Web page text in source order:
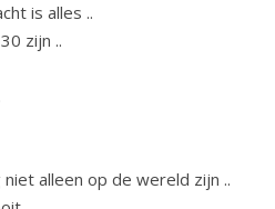
is alles ..
zijn ..
alleen op de wereld zijn ..